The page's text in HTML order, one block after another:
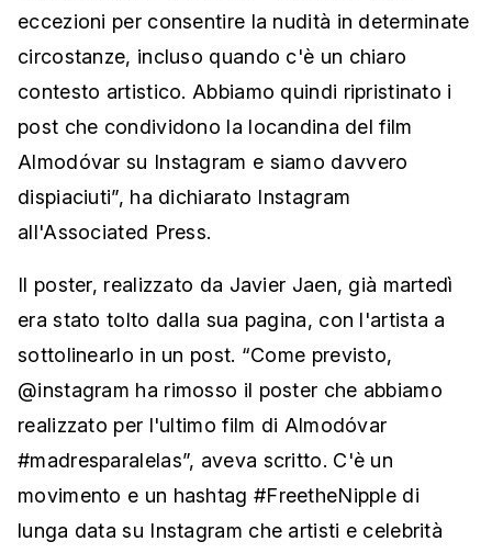
eccezioni per consentire la nudità in determinate
circostanze, incluso quando c'è un chiaro
contesto artistico. Abbiamo quindi ripristinato i
post che condividono la locandina del film
Almodóvar su Instagram e siamo davvero
dispiaciuti”, ha dichiarato Instagram
all'Associated Press.
Il poster, realizzato da Javier Jaen, già martedì
era stato tolto dalla sua pagina, con l'artista a
sottolinearlo in un post. “Come previsto,
@instagram ha rimosso il poster che abbiamo
realizzato per l'ultimo film di Almodóvar
#madresparalelas”, aveva scritto. C'è un
movimento e un hashtag #FreetheNipple di
lunga data su Instagram che artisti e celebrità